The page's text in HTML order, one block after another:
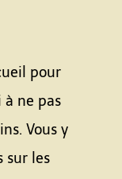
pour
ne pas
Vous y
sur les